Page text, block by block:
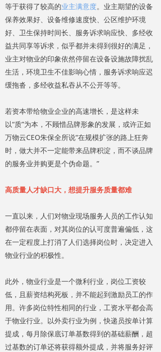
等于获得了较高的业主满意度。业主期望的设备
保养效果好、设备维修速度快、公区维护环境
好、卫生保持时间长、服务诉求响应快、多经收
益共同享等诉求，似乎都并未得到很好的满足，
业主对物业的印象依然停留在设备设施故障扰乱
生活，环境卫生不佳影响心情，服务诉求响应迟
缓拖沓，多经收益私吞从不公开等等。
若资本带给物业企业的高速增长，是这样未
以“质”为本，不顾惜品牌形象的发展，或许正如
万物云CEO朱保全所说“在规模扩张的路上狂奔
时，做大并不一定能带来品牌积淀，而不谈品牌
的服务业并购更是个伪命题。”
高质量人才缺口大，想提升服务质量都难
一直以来，人们对物业现场服务人员的工作认知
都停留在表面，对其岗位的认可度普遍偏低，这
在一定程度上打消了人们选择岗位时，决定进入
物业行业的积极性。
此外，物业行业是一个微利行业，岗位工资较
低，且薪资结构死板，并不能起到激励员工的作
用。许多岗位特性相同的行业，工资水平都会高
于物业行业。以外卖行业为例，快递员按单计算
提成，每月除保底订单基数得到的基础薪酬，超
过基数的订单还将获得额外提成，并将服务好评